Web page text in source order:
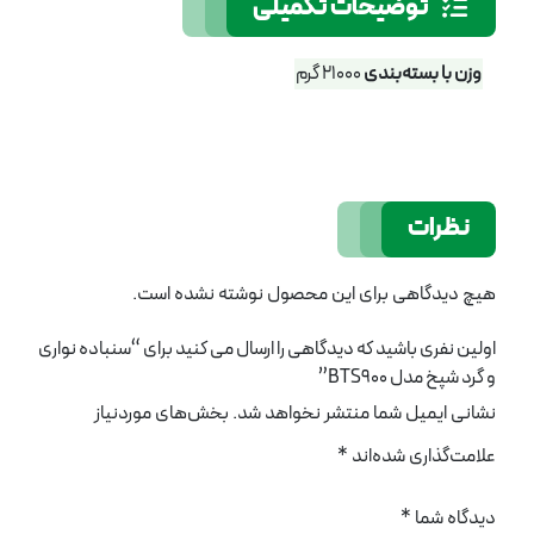
توضیحات تکمیلی
وزن با بسته‌بندی21000 گرم
نظرات
هیچ دیدگاهی برای این محصول نوشته نشده است.
اولین نفری باشید که دیدگاهی را ارسال می کنید برای “سنباده نواری
و گرد شپخ مدل BTS900”
نشانی ایمیل شما منتشر نخواهد شد. بخش‌های موردنیاز
علامت‌گذاری شده‌اند *
دیدگاه شما *